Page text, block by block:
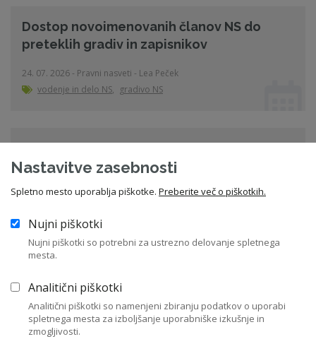
Dostop novoimenovanih članov NS do
preteklih gradiv in zapisnikov
24. 07. 2026 - Pravni nasveti - Lea Peček
vodenje in delo NS, gradivo NS
odstopu prejšnjega
15. 07. 2026 - Pravni nasveti - dr. Lovro Jurgec, LL.M.
Aktualni dogodki
Nastavitve zasebnosti
Spletno mesto uporablja piškotke. Preberite več o piškotkih.
Nujni piškotki
Nujni piškotki so potrebni za ustrezno delovanje spletnega
mesta.
Analitični piškotki
Analitični piškotki so namenjeni zbiranju podatkov o uporabi
spletnega mesta za izboljšanje uporabniške izkušnje in
zmogljivosti.